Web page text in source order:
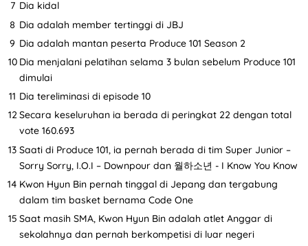
Dia kidal
Dia adalah member tertinggi di JBJ
Dia adalah mantan peserta Produce 101 Season 2
Dia menjalani pelatihan selama 3 bulan sebelum Produce 101
dimulai
Dia tereliminasi di episode 10
Secara keseluruhan ia berada di peringkat 22 dengan total
vote 160.693
Saati di Produce 101, ia pernah berada di tim Super Junior –
Sorry Sorry, I.O.I – Downpour dan 월하소년 - I Know You Know
Kwon Hyun Bin pernah tinggal di Jepang dan tergabung
dalam tim basket bernama Code One
Saat masih SMA, Kwon Hyun Bin adalah atlet Anggar di
sekolahnya dan pernah berkompetisi di luar negeri